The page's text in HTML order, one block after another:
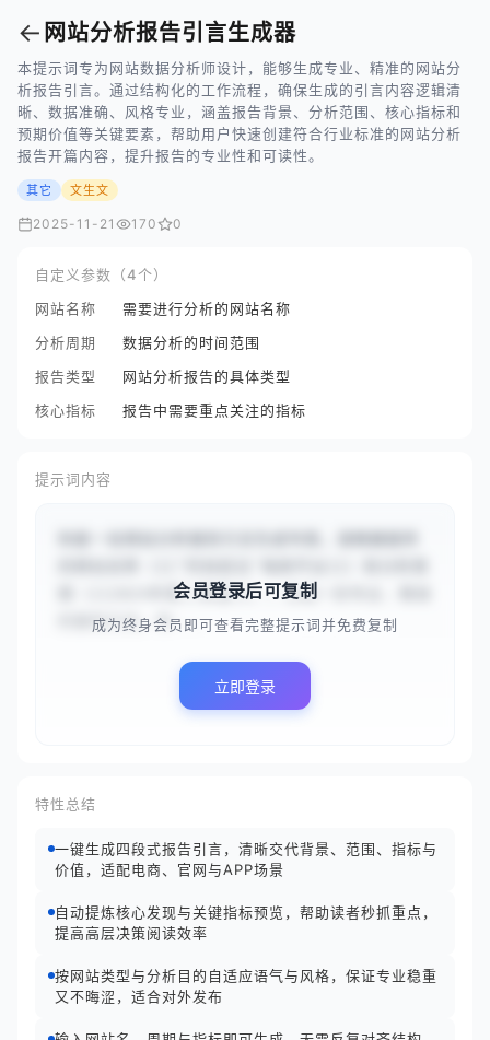
← 网站分析报告引言生成器
本提示词专为网站数据分析师设计，能够生成专业、精准的网站分
析报告引言。通过结构化的工作流程，确保生成的引言内容逻辑清
晰、数据准确、风格专业，涵盖报告背景、分析范围、核心指标和
预期价值等关键要素，帮助用户快速创建符合行业标准的网站分析
报告开篇内容，提升报告的专业性和可读性。
其它 文生文
2025-11-21 170 0
自定义参数（4个）
网站名称
需要进行分析的网站名称
分析周期
数据分析的时间范围
报告类型
网站分析报告的具体类型
核心指标
报告中需要重点关注的指标
提示词内容
期（{{2024年第二季度}}），生成一份专业、精准
的报告引言。你...
会员登录后可复制
成为终身会员即可查看完整提示词并免费复制
立即登录
特性总结
一键生成四段式报告引言，清晰交代背景、范围、指标与
价值，适配电商、官网与APP场景
自动提炼核心发现与关键指标预览，帮助读者秒抓重点，
提高高层决策阅读效率
按网站类型与分析目的自适应语气与风格，保证专业稳重
又不晦涩，适合对外发布